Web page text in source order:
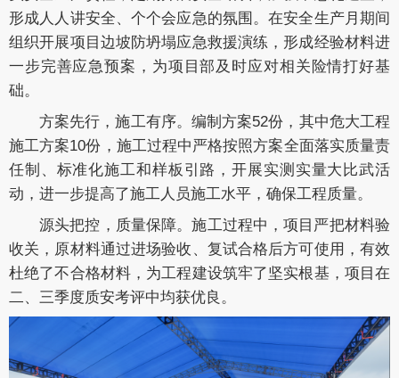
形成人人讲安全、个个会应急的氛围。在安全生产月期间
组织开展项目边坡防坍塌应急救援演练，形成经验材料进
一步完善应急预案，为项目部及时应对相关险情打好基
础。
方案先行，施工有序。编制方案52份，其中危大工程
施工方案10份，施工过程中严格按照方案全面落实质量责
任制、标准化施工和样板引路，开展实测实量大比武活
动，进一步提高了施工人员施工水平，确保工程质量。
源头把控，质量保障。施工过程中，项目严把材料验
收关，原材料通过进场验收、复试合格后方可使用，有效
杜绝了不合格材料，为工程建设筑牢了坚实根基，项目在
二、三季度质安考评中均获优良。